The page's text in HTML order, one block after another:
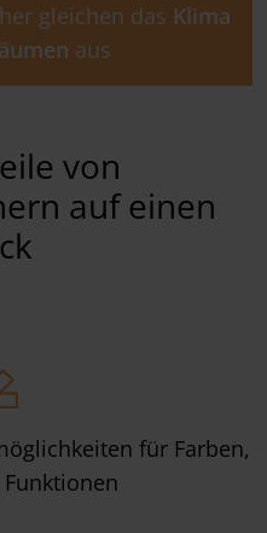
gleichen das Klima
aus
von
auf einen
für Farben,